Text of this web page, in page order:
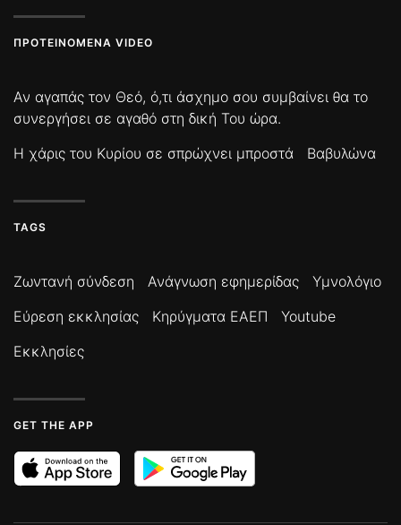
ΠΡΟΤΕΙΝΌΜΕΝΑ VIDEO
Αν αγαπάς τον Θεό, ό,τι άσχημο σου συμβαίνει θα το
συνεργήσει σε αγαθό στη δική Του ώρα.
Η χάρις του Κυρίου σε σπρώχνει μπροστά
Βαβυλώνα
TAGS
Ζωντανή σύνδεση Ανάγνωση εφημερίδας
Υμνολόγιο
Εύρεση εκκλησίας
Κηρύγματα ΕΑΕΠ
Youtube
Εκκλησίες
GET THE APP